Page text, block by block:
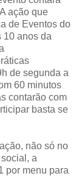
ação que
de Eventos do
10 anos da
de segunda a
60 minutos
contarão com
basta se
não só no
a
por menu para